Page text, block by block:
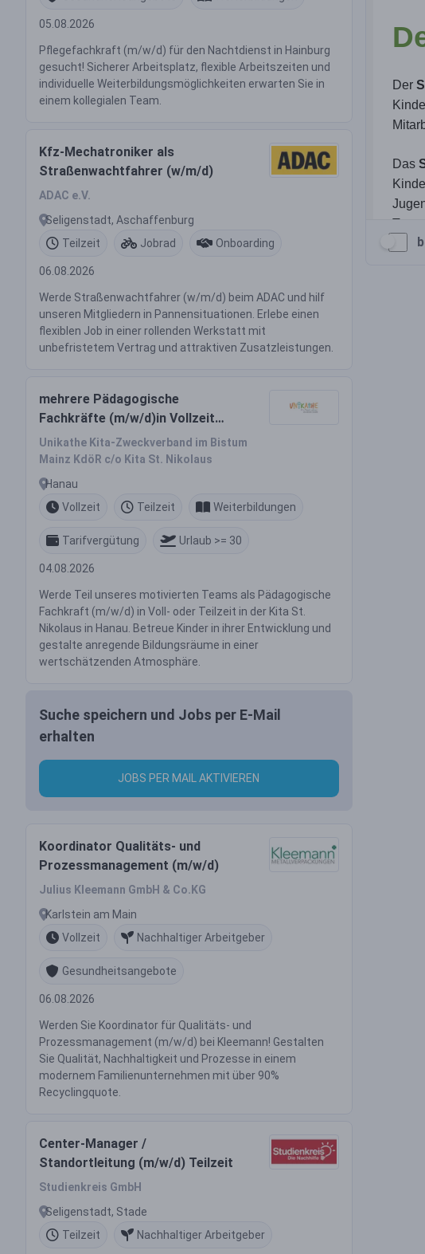
05.08.2026
Pflegefachkraft (m/w/d) für den Nachtdienst in Hainburg
gesucht! Sicherer Arbeitsplatz, flexible Arbeitszeiten und
individuelle Weiterbildungsmöglichkeiten erwarten Sie in
einem kollegialen Team.
Kfz-Mechatroniker als
Straßenwachtfahrer (w/m/d)
ADAC e.V.
Seligenstadt, Aschaffenburg
Teilzeit
Jobrad Onboarding
06.08.2026
Werde Straßenwachtfahrer (w/m/d) beim ADAC und hilf
unseren Mitgliedern in Pannensituationen. Erlebe einen
flexiblen Job in einer rollenden Werkstatt mit
unbefristetem Vertrag und attraktiven Zusatzleistungen.
mehrere Pädagogische
Fachkräfte (m/w/d)in Vollzeit
oder Teilzeit (mind. 25
Std./Woche)
Unikathe Kita-Zweckverband im Bistum
Mainz KdöR c/o Kita St. Nikolaus
Hanau
Vollzeit
Teilzeit Weiterbildungen
Tarifvergütung Urlaub >= 30
04.08.2026
Werde Teil unseres motivierten Teams als Pädagogische
Fachkraft (m/w/d) in Voll- oder Teilzeit in der Kita St.
Nikolaus in Hanau. Betreue Kinder in ihrer Entwicklung und
gestalte anregende Bildungsräume in einer
wertschätzenden Atmosphäre.
Suche speichern und Jobs per E-Mail
erhalten
JOBS PER MAIL AKTIVIEREN
Koordinator Qualitäts- und
Prozessmanagement (m/w/d)
Julius Kleemann GmbH & Co.KG
Karlstein am Main
Vollzeit
Nachhaltiger Arbeitgeber
Gesundheitsangebote
06.08.2026
Werden Sie Koordinator für Qualitäts- und
Prozessmanagement (m/w/d) bei Kleemann! Gestalten
Sie Qualität, Nachhaltigkeit und Prozesse in einem
modernem Familienunternehmen mit über 90%
Recyclingquote.
Center-Manager /
Standortleitung (m/w/d) Teilzeit
Studienkreis GmbH
Seligenstadt, Stade
Teilzeit
Nachhaltiger Arbeitgeber